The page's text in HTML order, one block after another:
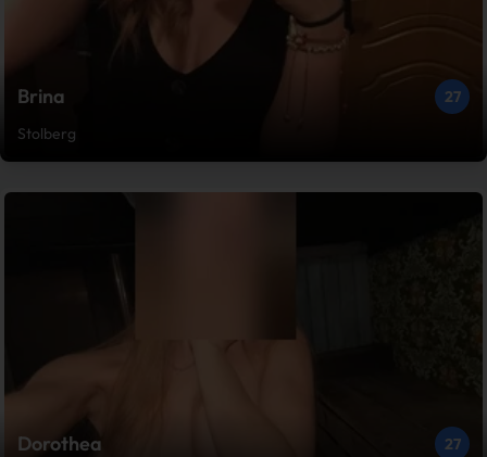
Brina
27
Stolberg
Dorothea
27